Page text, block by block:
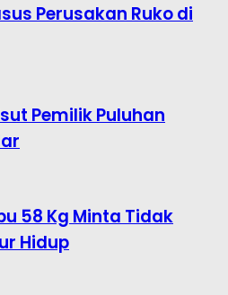
Perusakan Ruko di
Pemilik Puluhan
58 Kg Minta Tidak
Hidup